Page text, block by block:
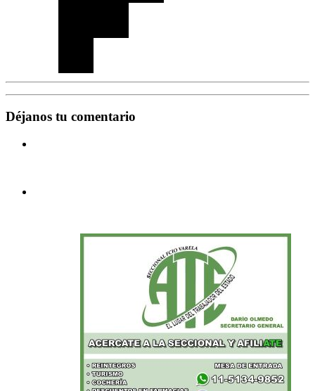
Déjanos tu comentario